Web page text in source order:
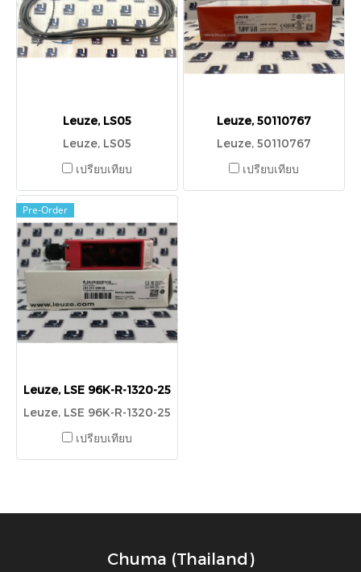
Leuze, LS05
Leuze, LS05
เปรียบเทียบ
Leuze, 50110767
Leuze, 50110767
เปรียบเทียบ
Pre-Order
Leuze, LSE 96K-R-1320-25
Leuze, LSE 96K-R-1320-25
เปรียบเทียบ
Chuma (Thailand)